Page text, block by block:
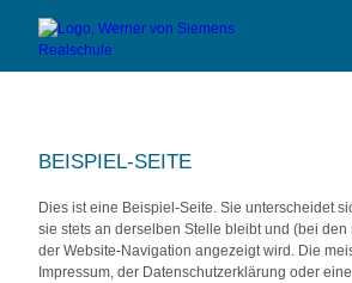
BERATUNG
SERVICE
BEISPIEL-SEITE
Dies ist eine Beispiel-Seite. Sie unterscheidet
sie stets an derselben Stelle bleibt und (bei den
der Website-Navigation angezeigt wird. Die
Impressum, der Datenschutzerklärung oder